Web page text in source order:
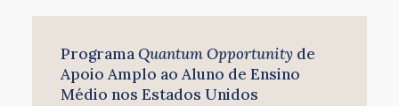
ProgramaQuantum Opportunityde
Apoio Amplo ao Aluno de Ensino
Médio nos Estados Unidos